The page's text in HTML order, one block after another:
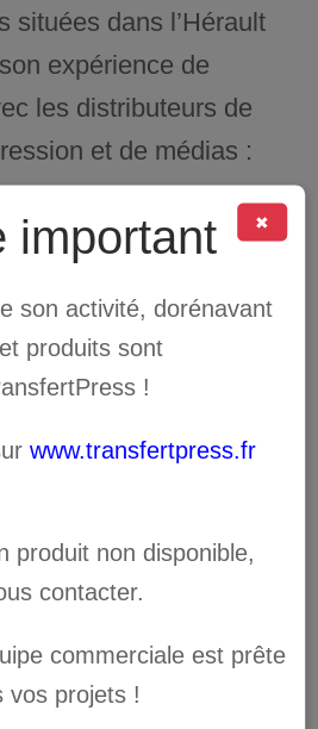
situées dans l’Hérault
expérience de
les distributeurs de
et de médias :
2024 Case Study,Non classé
ALLMEDIA :
✖
important
son activité, dorénavant
produits sont
!
www.transfertpress.fr
produit non disponible,
contacter.
commerciale est prête
vos projets !